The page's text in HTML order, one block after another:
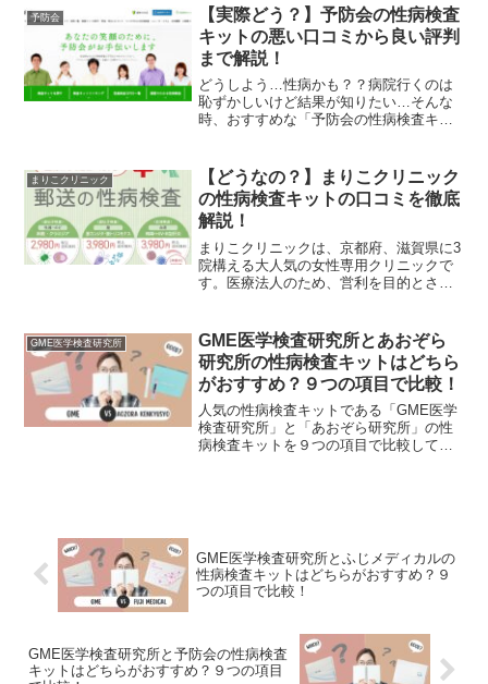
「2.価格」「3.配送料」「4.キット受取方
法」「5.差出人名の記載方法」「6.検査結
果の日数」「7.匿名検査の有無」「8.相談
の有無」「9.陽性時の病院紹介」を徹底
比較しています。両社の良いところ悪い
ところ包み隠さずお伝えしていきます。
これからどちらを買おうか迷っている方
の参考になれば幸いです。
予防会
【実際どう？】予防会の性病検査
キットの悪い口コミから良い評判
まで解説！
どうしよう…性病かも？？病院行くのは
恥ずかしいけど結果が知りたい…そんな
時、おすすめな「予防会の性病検査キッ
した。ここではあくまでも中立的な立場
で嘘なく真実を伝えていけたらと思いま
す。「予防会の性病検査キット」を購入
しようかどうか迷っている方の参考にな
れば嬉しいです。
まりこクリニック
【どうなの？】まりこクリニック
の性病検査キットの口コミを徹底
解説！
まりこクリニックは、京都府、滋賀県に3
院構える大人気の女性専用クリニックで
す。医療法人のため、営利を目的とされ
がその中でも人気、金額、検査方法など
実際に使用した方の口コミをご紹介した
いと思います。
GME医学検査研究所
GME医学検査研究所とあおぞら
研究所の性病検査キットはどちら
がおすすめ？９つの項目で比較！
人気の性病検査キットである「GME医学
検査研究所」と「あおぞら研究所」の性
病検査キットを９つの項目で比較してみ
無」「9.陽性時の病院紹介」を徹底比較
しています。両社の良いところ悪いとこ
ろ包み隠さずお伝えしていきます。これ
からどちらを買おうか迷っている方の参
GME医学検査研究所とふじメディカルの
性病検査キットはどちらがおすすめ？９
つの項目で比較！
GME医学検査研究所と予防会の性病検査
キットはどちらがおすすめ？９つの項目